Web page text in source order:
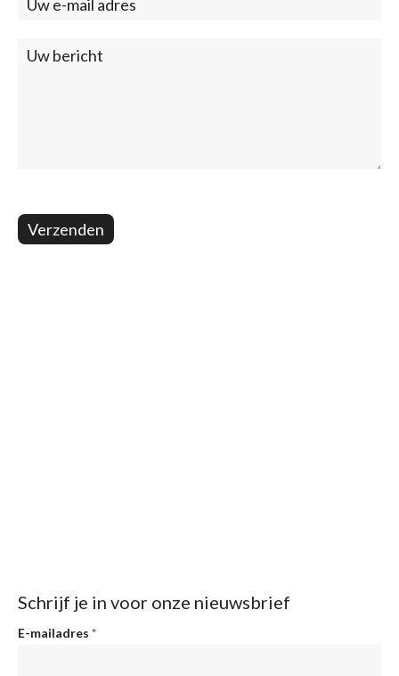
Verzenden
Schrijf je in voor onze nieuwsbrief
Nieuwsbrief
E-mailadres *